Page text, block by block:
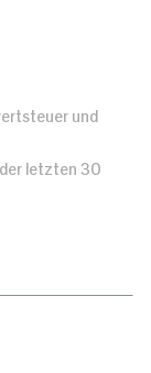
und
letzten 30